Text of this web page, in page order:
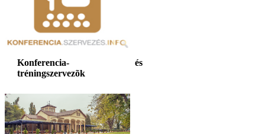
Konferencia- és
tréningszervezõk